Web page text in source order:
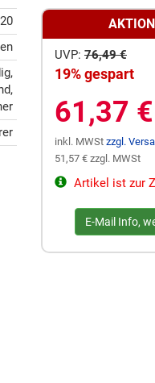
UVP: 76,49 €
19% gespart
61,37 €
inkl. MWSt zzgl.
51,57 € zzgl. MWSt
Artikel ist zur
E-Mail Info,